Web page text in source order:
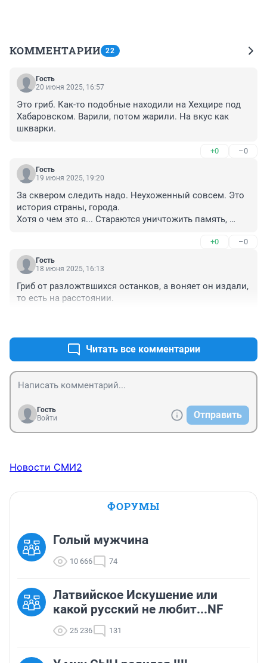
КОММЕНТАРИИ 22
Гость
20 июня 2025, 16:57
Это гриб. Как-то подобные находили на Хехцире под
Хабаровском. Варили, потом жарили. На вкус как
шкварки.
+0 –0
Гость
19 июня 2025, 19:20
За сквером следить надо. Неухоженный совсем. Это
история страны, города.
Хотя о чем это я... Стараются уничтожить память,
+0 –0
Гость
18 июня 2025, 16:13
Гриб от разложтвшихся останков, а воняет он издали,
то есть на расстоянии.
Читать все комментарии
Гость
Войти
Отправить
Новости СМИ2
ФОРУМЫ
Голый мужчина
10 666 74
Латвийское Искушение или
какой русский не любит...NF
25 236 131